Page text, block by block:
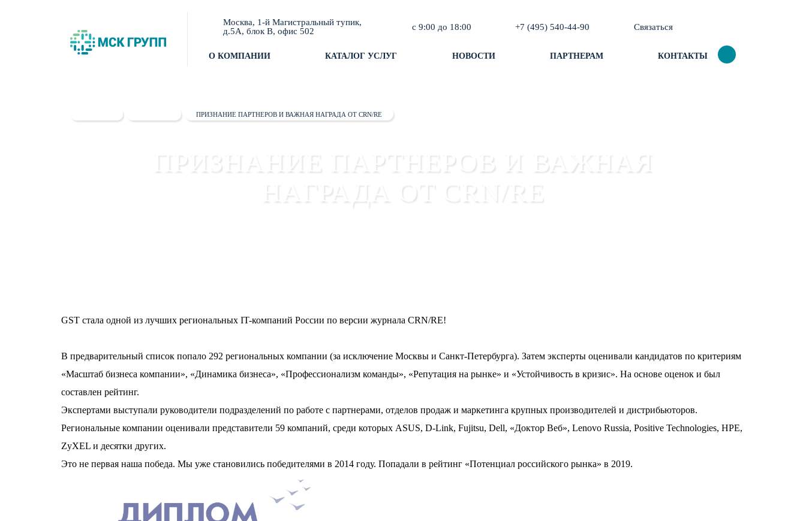
Москва, 1-й Магистральный тупик,
д.5А, блок B, офис 502
с 9:00 до 18:00 +7 (495) 540-44-90 Связаться
О КОМПАНИИ КАТАЛОГ УСЛУГ НОВОСТИ ПАРТНЕРАМ КОНТАКТЫ
ПРИЗНАНИЕ ПАРТНЕРОВ И ВАЖНАЯ НАГРАДА ОТ CRN/RE
ПРИЗНАНИЕ ПАРТНЕРОВ И ВАЖНАЯ
НАГРАДА ОТ CRN/RE
GST стала одной из лучших региональных IT-компаний России по версии журнала CRN/RE!
В предварительный список попало 292 региональных компании (за исключение Москвы и Санкт-Петербурга). Затем эксперты оценивали кандидатов по критериям
«Масштаб бизнеса компании», «Динамика бизнеса», «Профессионализм команды», «Репутация на рынке» и «Устойчивость в кризис». На основе оценок и был
составлен рейтинг.
Экспертами выступали руководители подразделений по работе с партнерами, отделов продаж и маркетинга крупных производителей и дистрибьюторов.
Региональные компании оценивали представители 59 компаний, среди которых ASUS, D-Link, Fujitsu, Dell, «Доктор Веб», Lenovo Russia, Positive Technologies, HPE,
ZyXEL и десятки других.
Это не первая наша победа. Мы уже становились победителями в 2014 году. Попадали в рейтинг «Потенциал российского рынка» в 2019.